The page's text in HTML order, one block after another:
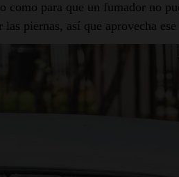
para que un fumador no
las piernas, así que aprovecha